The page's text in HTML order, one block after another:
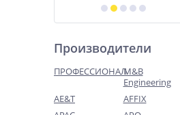
Производители
ПРОФЕССИОНАЛM&B
Engineering
AE&T
AFFIX